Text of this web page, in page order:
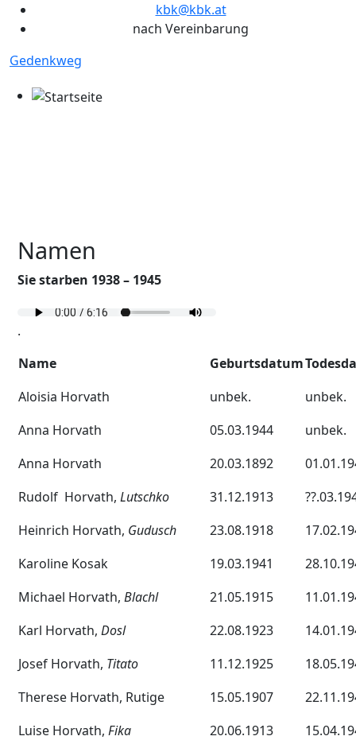
kbk@kbk.at
nach Vereinbarung
Gedenkweg
Namen
Sie starben 1938 – 1945
.
Name
Geburtsdatum
Aloisia Horvath
unbek.
unbek.
Anna Horvath
05.03.1944
unbek.
Anna Horvath
20.03.1892
Rudolf Horvath, Lutschko 31.12.1913
Heinrich Horvath, Gudusch 23.08.1918
Karoline Kosak
19.03.1941
Michael Horvath, Blachl 21.05.1915
Karl Horvath, Dosl 22.08.1923
Josef Horvath, Titato 11.12.1925
Therese Horvath, Rutige
15.05.1907
Luise Horvath, Fika 20.06.1913